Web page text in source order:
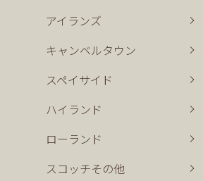
アイランズ
キャンベルタウン
スペイサイド
ハイランド
ローランド
スコッチその他